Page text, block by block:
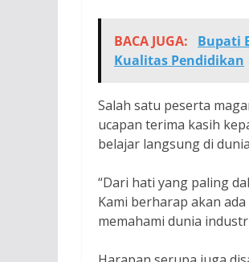
BACA JUGA:
Bupati
Kualitas Pendidikan
Salah satu peserta
ucapan terima kasih
belajar langsung di
“Dari hati yang paling
Kami berharap akan
memahami dunia